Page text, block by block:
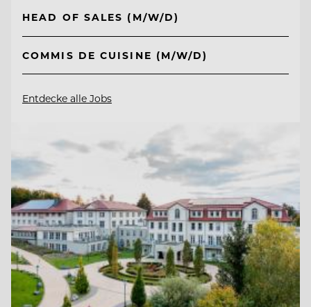
HEAD OF SALES (M/W/D)
COMMIS DE CUISINE (M/W/D)
Entdecke alle Jobs